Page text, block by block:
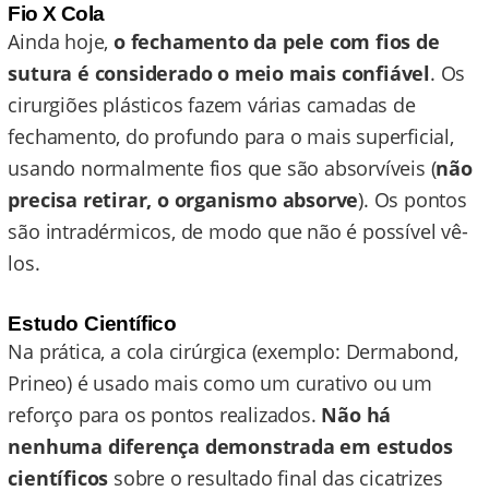
Fio X Cola
Ainda hoje, o fechamento da pele com fios de
sutura é considerado o meio mais confiável. Os
cirurgiões plásticos fazem várias camadas de
fechamento, do profundo para o mais superficial,
usando normalmente fios que são absorvíveis (não
precisa retirar, o organismo absorve). Os pontos
são intradérmicos, de modo que não é possível vê-
los.
Estudo Científico
Na prática, a cola cirúrgica (exemplo: Dermabond,
Prineo) é usado mais como um curativo ou um
reforço para os pontos realizados. Não há
nenhuma diferença demonstrada em estudos
científicos sobre o resultado final das cicatrizes